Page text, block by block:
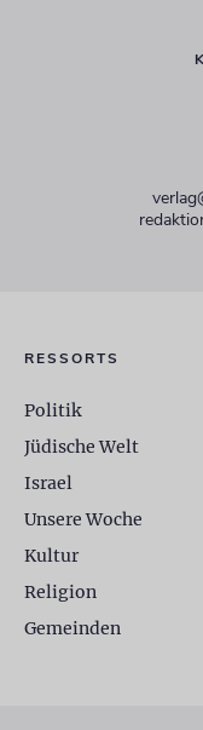
RESSORTS
Politik
Jüdische Welt
Israel
Unsere Woche
Kultur
Religion
Gemeinden